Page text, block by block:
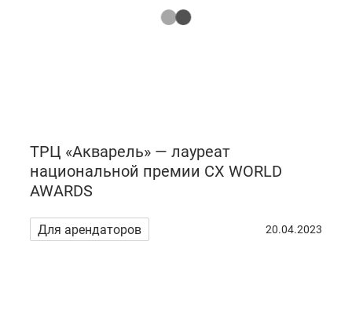
ТРЦ «Акварель» — лауреат
национальной премии СХ WORLD
AWARDS
Для арендаторов 20.04.2023